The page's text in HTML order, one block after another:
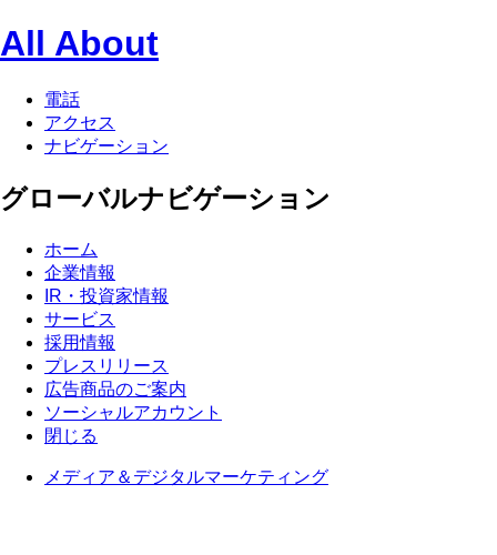
All About
電話
アクセス
ナビゲーション
グローバルナビゲーション
ホーム
企業情報
IR・投資家情報
サービス
採用情報
プレスリリース
広告商品のご案内
ソーシャルアカウント
閉じる
メディア＆デジタルマーケティング